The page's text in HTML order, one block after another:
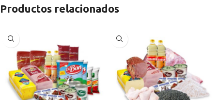
Productos relacionados